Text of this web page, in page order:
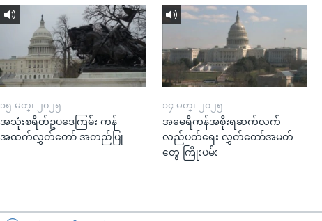
၁၅ မတ္၊ ၂၀၂၅
အသုံးစရိတ်ဥပဒေကြမ်း ကန်
အထက်လွှတ်တော် အတည်ပြု
၁၄ မတ္၊ ၂၀၂၅
အမေရိကန်အစိုးရဆက်လက်
လည်ပတ်ရေး လွှတ်တော်အမတ်
တွေ ကြိုးပမ်း